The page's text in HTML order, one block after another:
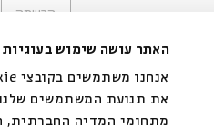
האתר עושה שימוש בעוגיות
את תנועת המשתמשים
מתחומי המדיה החברתית,
הרשמה